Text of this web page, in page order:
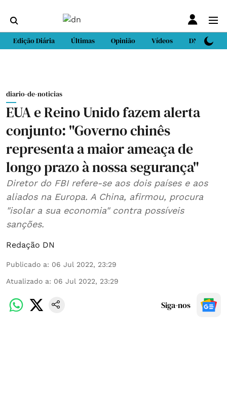
Edição Diária Últimas Opinião Vídeos DN Sport
diario-de-noticias
EUA e Reino Unido fazem alerta
conjunto: "Governo chinês
representa a maior ameaça de
longo prazo à nossa segurança"
Diretor do FBI refere-se aos dois países e aos
aliados na Europa. A China, afirmou, procura
"isolar a sua economia" contra possíveis
sanções.
Redação DN
Publicado a: 06 Jul 2022, 23:29
Atualizado a: 06 Jul 2022, 23:29
Siga-nos